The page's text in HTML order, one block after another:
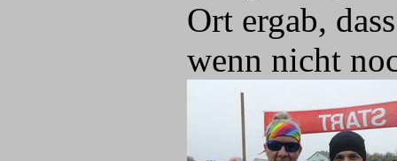
Ort ergab,
wenn nicht